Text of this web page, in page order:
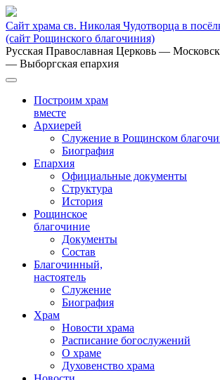
Сайт храма св. Николая Чудотворца в
(сайт Рощинского благочиния)
Русская Православная Церковь —
— Выборгская епархия
Построим храм
вместе
Архиерей
Служение в Рощинском
Биография
Епархия
Официальные документы
Структура
История
Рощинское
благочиние
Документы
Состав
Благочинный,
настоятель
Служение
Биография
Храм
Новости храма
Расписание богослужений
О храме
Духовенство храма